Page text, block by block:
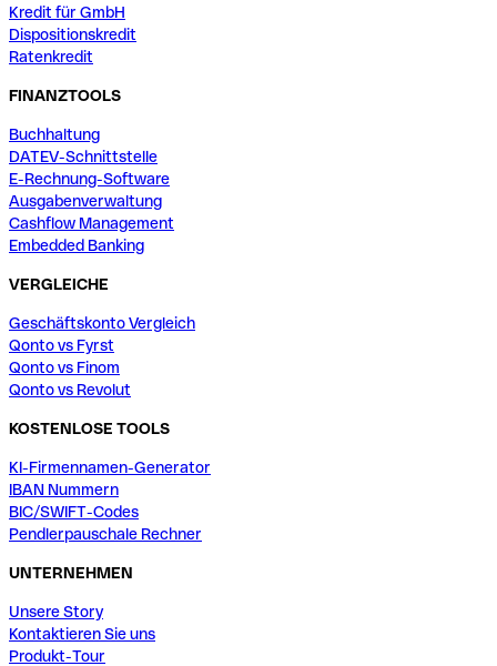
Kredit für GmbH
Dispositionskredit
Ratenkredit
FINANZTOOLS
Buchhaltung
DATEV-Schnittstelle
E-Rechnung-Software
Ausgabenverwaltung
Cashflow Management
Embedded Banking
VERGLEICHE
Geschäftskonto Vergleich
Qonto vs Fyrst
Qonto vs Finom
Qonto vs Revolut
KOSTENLOSE TOOLS
KI-Firmennamen-Generator
IBAN Nummern
BIC/SWIFT-Codes
Pendlerpauschale Rechner
UNTERNEHMEN
Unsere Story
Kontaktieren Sie uns
Produkt-Tour